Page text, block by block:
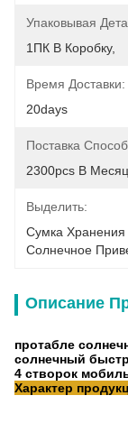
Упаковывая
1ПК В Коробку,
Время Доставки:
20days
Поставка
2300pcs В Месяц
Выделить:
Сумка
Солнечное
Описание
протабле
солнечный
4 створок
Характер